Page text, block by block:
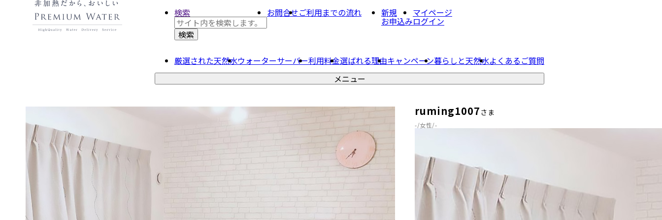
メニュー
厳選された天然水ウォーターサーバー利用料金選ばれる理由キャンペーン暮らしと天然水よくあるご質問
検索 お問合せご利用までの流れ 新規
お申込み
マイページ
ログイン
ruming1007 さま
-/女性/-